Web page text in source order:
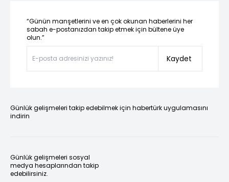
“Günün manşetlerini ve en çok okunan haberlerini her
sabah e-postanızdan takip etmek için bültene üye
olun.”
Kaydet
Günlük gelişmeleri takip edebilmek için habertürk uygulamasını
indirin
Günlük gelişmeleri sosyal
medya hesaplarından takip
edebilirsiniz.